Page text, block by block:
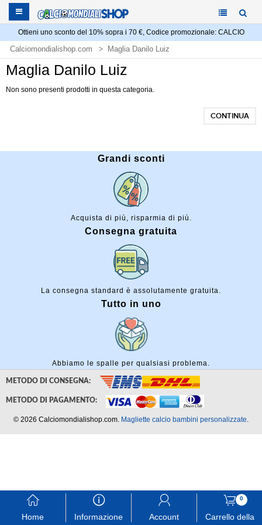
Ottieni uno sconto del 10% sopra i 70 €, Codice promozionale: CALCIO
Calciomondialishop.com Maglia Danilo Luiz
Maglia Danilo Luiz
Non sono presenti prodotti in questa categoria.
CONTINUA
Grandi sconti
Acquista di più, risparmia di più.
Consegna gratuita
La consegna standard è assolutamente gratuita.
Tutto in uno
Abbiamo le spalle per qualsiasi problema.
󰃱
Home
󰈢
Informazione
󰃳
Account
0
󰃦
Carrello della
METODO DI CONSEGNA:
METODO DI PAGAMENTO:
© 2026 Calciomondialishop.com. Magliette calcio bambini personalizzate.